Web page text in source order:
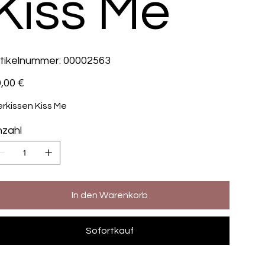
Me
Artikelnummer:
00002563
00002563
€
Kiss Me
In den Warenkorb
Sofortkauf